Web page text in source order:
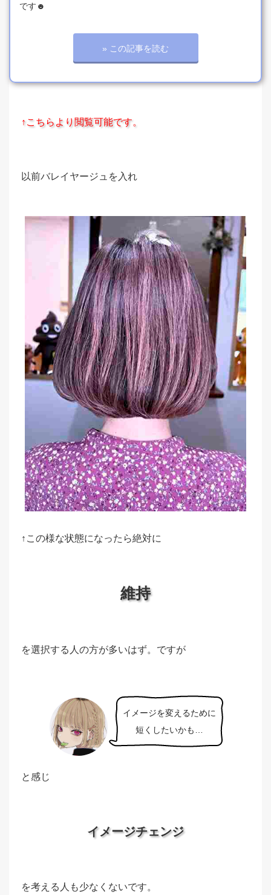
です☻
» この記事を読む
↑こちらより閲覧可能です。
以前バレイヤージュを入れ
↑この様な状態になったら絶対に
維持
を選択する人の方が多いはず。ですが
イメージを変えるために
短くしたいかも…
と感じ
イメージチェンジ
を考える人も少なくないです。